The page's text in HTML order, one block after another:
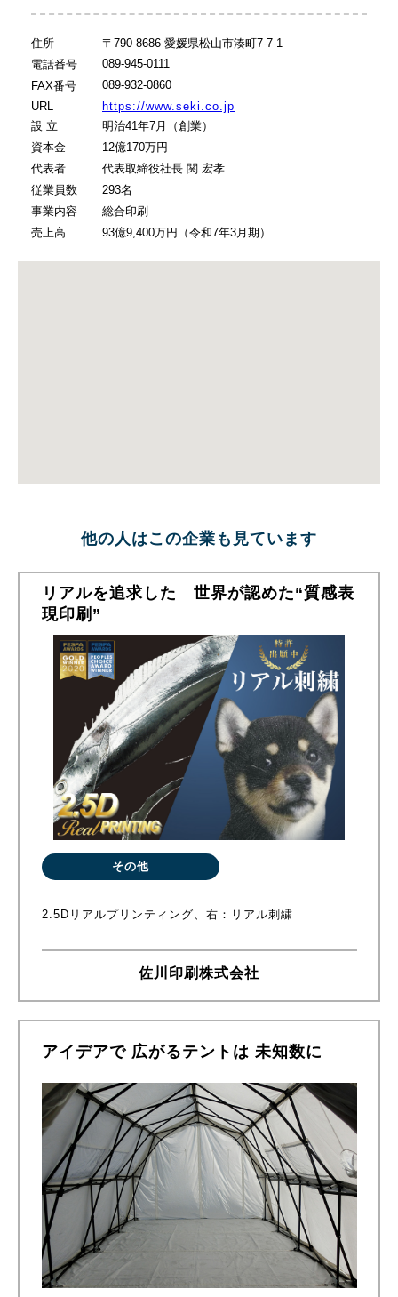
住所
〒790-8686 愛媛県松山市湊町7-7-1
電話番号
089-945-0111
FAX番号
089-932-0860
URL
https://www.seki.co.jp
設 立
明治41年7月（創業）
資本金
12億170万円
代表者
代表取締役社長 関 宏孝
従業員数
293名
事業内容
総合印刷
売上高
93億9,400万円（令和7年3月期）
他の人はこの企業も見ています
リアルを追求した 世界が認めた“質感表
現印刷”
その他
2.5Dリアルプリンティング、右：リアル刺繍
佐川印刷株式会社
アイデアで 広がるテントは 未知数に